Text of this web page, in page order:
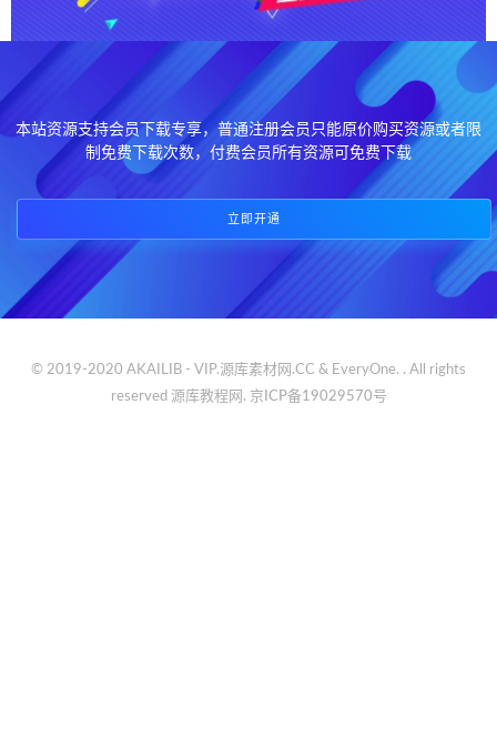
本站资源支持会员下载专享，普通注册会员只能原价购买资源或者限
制免费下载次数，付费会员所有资源可免费下载
立即开通
© 2019-2020 AKAILIB - VIP.源库素材网.CC & EveryOne. . All rights
reserved 源库教程网. 京ICP备19029570号